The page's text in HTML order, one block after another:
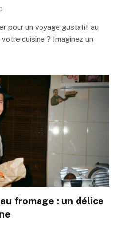
0
pour un voyage gustatif au
cuisine ? Imaginez un
fromage : un délice